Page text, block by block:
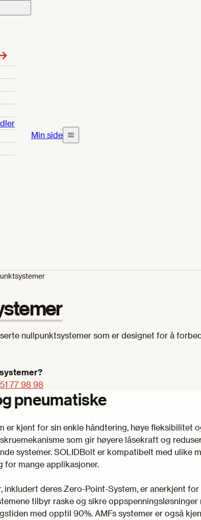
Min side
nullpunktsystemer som er designet for å
51 77 98 98
pneumatiske
er kjent for sin enkle håndtering, høye fleksibilitet
som gir høyere låsekraft og
systemer. SOLIDBolt er kompatibelt med ulike
for mange applikasjoner.
inkludert deres Zero-Point-System, er anerkjent
tilbyr raske og sikre
med opptil 90%. AMFs systemer er også